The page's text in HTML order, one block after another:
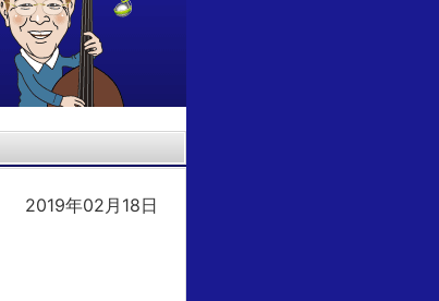
2019年02月18日